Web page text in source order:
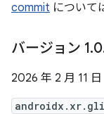
commit について
バージョン 1.0
2026 年 2 月 11 日